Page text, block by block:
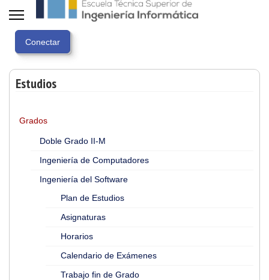
Estudios
Grados
Doble Grado II-M
Ingeniería de Computadores
Ingeniería del Software
Plan de Estudios
Asignaturas
Horarios
Calendario de Exámenes
Trabajo fin de Grado